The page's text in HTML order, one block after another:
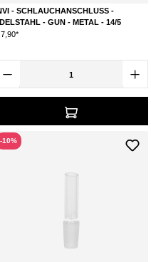
- SCHLAUCHANSCHLUSS -
- GUN - METAL - 14/5
-10%